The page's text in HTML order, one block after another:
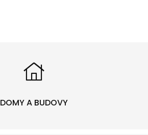
DOMY A BUDOVY